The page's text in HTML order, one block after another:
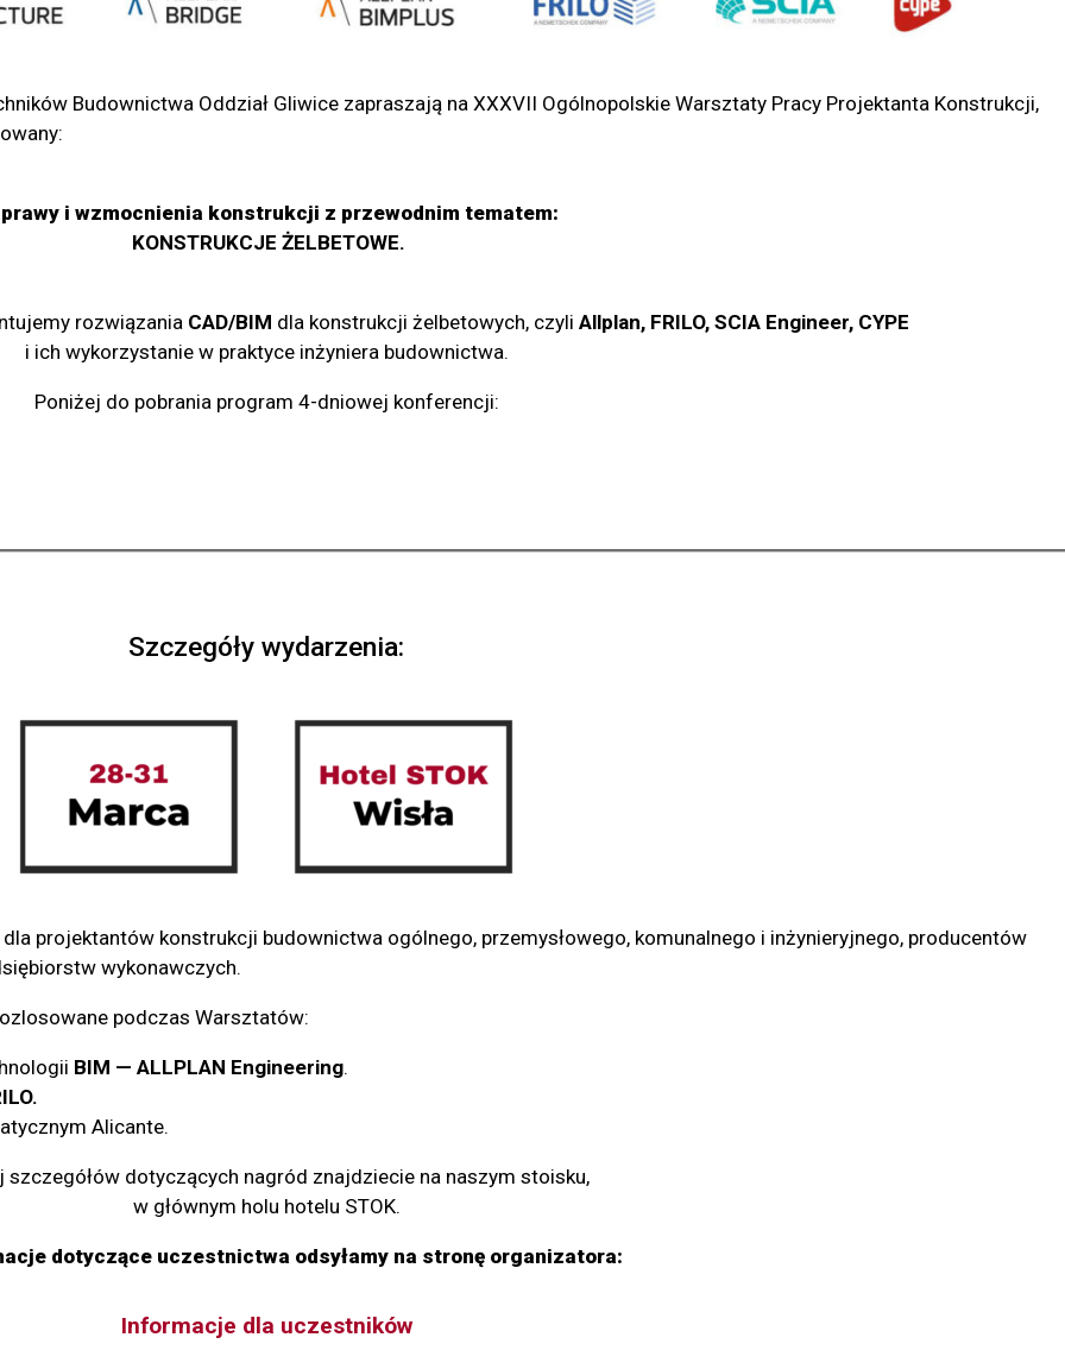
Budownictwa Oddział Gliwice zapraszają na XXXVII Ogólnopolskie Warsztaty Pracy Projektanta Konstrukcji,
i wzmocnienia konstrukcji z przewodnim tematem:
KONSTRUKCJE ŻELBETOWE.
rozwiązania CAD/BIM dla konstrukcji żelbetowych, czyli Allplan, FRILO, SCIA Engineer, CYPE
i ich wykorzystanie w praktyce inżyniera budownictwa.
Poniżej do pobrania program 4-dniowej konferencji:
Szczegóły wydarzenia:
projektantów konstrukcji budownictwa ogólnego, przemysłowego, komunalnego i inżynieryjnego, producentów
wykonawczych.
podczas Warsztatów:
BIM — ALLPLAN Engineering.
Alicante.
szczegółów dotyczących nagród znajdziecie na naszym stoisku,
w głównym holu hotelu STOK.
dotyczące uczestnictwa odsyłamy na stronę organizatora:
Informacje dla uczestników